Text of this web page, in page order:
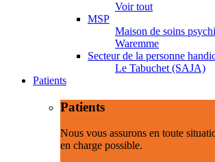
Voir tout
MSP
Maison de soins
Waremme
Secteur de la personne
Le Tabuchet (SAJA)
Patients
Patients
Nous vous assurons en toute
en charge possible.